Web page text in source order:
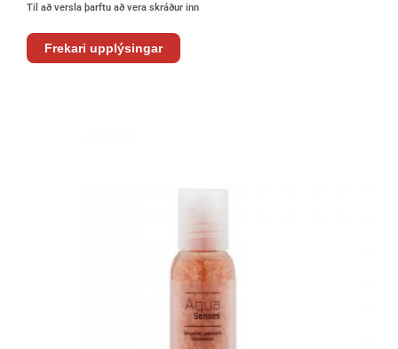
Til að versla þarftu að vera skráður inn
Frekari upplýsingar